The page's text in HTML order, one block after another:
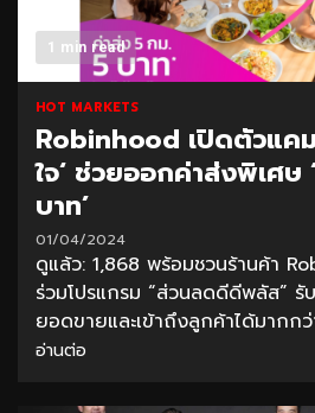
1 min read
HOT MARKETS
Robinhood เปิดตัวแค
ใจ‘ ช่วยออกค่าส่งพิเศษ
บาท’
01/04/2024
ดูแล้ว: 1,868 พร้อมชวนร้านค้า
ร่วมโปรแกรม “ส่วนลดดีดีพลัส” รั
ยอดขายและเข้าถึงลูกค้าได้มากก
อ่านต่อ